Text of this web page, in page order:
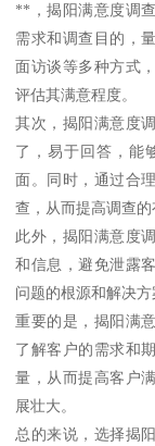
**，揭阳满意度调
需求和调查目的，
面访谈等多种方式
评估其满意程度。
其次，揭阳满意度
了，易于回答，能
面。同时，通过合
查，从而提高调查的
此外，揭阳满意度
和信息，避免泄露
问题的根源和解决
重要的是，揭阳满
了解客户的需求和
量，从而提高客户
展壮大。
总的来说，选择揭